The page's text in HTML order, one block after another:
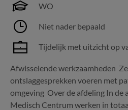
WO
Niet nader bepaald
Tijdelijk met uitzicht op
Afwisselende werkzaamheden
ontslaggesprekken voeren met
omgeving Over de afdeling In de
Medisch Centrum werken in